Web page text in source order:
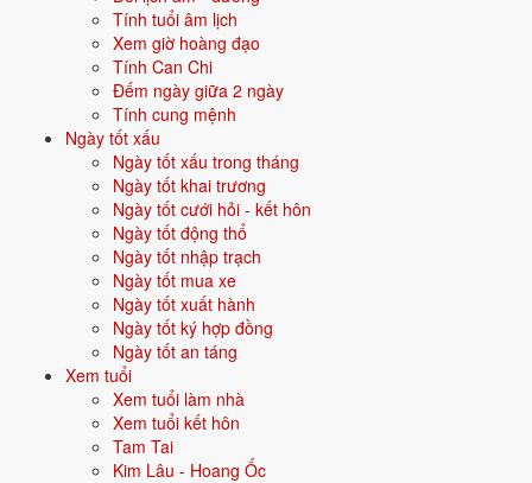
Tính tuổi âm lịch
Xem giờ hoàng đạo
Tính Can Chi
Đếm ngày giữa 2 ngày
Tính cung mệnh
Ngày tốt xấu
Ngày tốt xấu trong tháng
Ngày tốt khai trương
Ngày tốt cưới hỏi - kết hôn
Ngày tốt động thổ
Ngày tốt nhập trạch
Ngày tốt mua xe
Ngày tốt xuất hành
Ngày tốt ký hợp đồng
Ngày tốt an táng
Xem tuổi
Xem tuổi làm nhà
Xem tuổi kết hôn
Tam Tai
Kim Lâu - Hoang Ốc
Nam mô A Di Đà Phật!
Cúng Rằm tháng Giêng cần lưu ý
và kiêng gì?
Rằm tháng Giêng nhiều người đi chùa. Cần sắp xếp thời gian hợp lý
cho cả lễ ở nhà.
Cúng Phật (lễ chay) trước, gia tiên sau.
Dọn dẹp bàn thờ sạch sẽ trước khi bày lễ.
Nếu đi lễ chùa cầu an, nên cúng ở nhà trước hoặc sau khi về.
Đọc văn khấn rõ ràng, thành tâm, không cần quá cầu kỳ.
Rằm tháng Giêng khép lại tháng Tết, mở đầu cho các dịp lễ trong
Nhiều nhà kết hợp cúng sao giải hạn cùng dịp rằm này.
văn khấn Mùng 1 Tết .